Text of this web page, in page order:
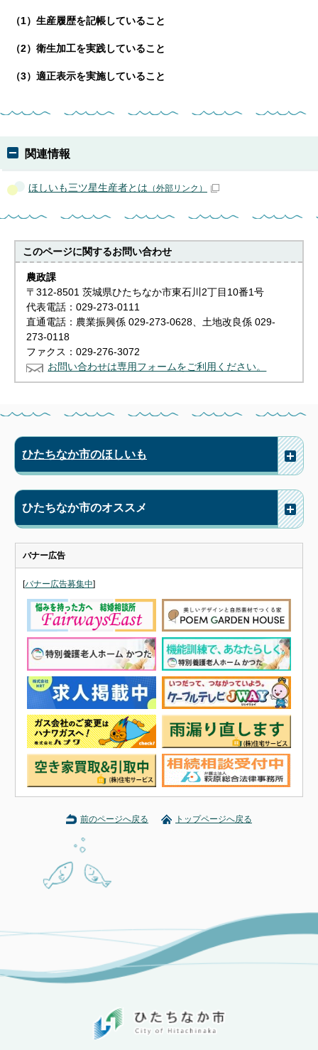
（1）生産履歴を記帳していること
（2）衛生加工を実践していること
（3）適正表示を実施していること
関連情報
ほしいも三ツ星生産者とは （外部リンク）
このページに関するお問い合わせ
農政課
〒312-8501 茨城県ひたちなか市東石川2丁目10番1号
代表電話：029-273-0111
直通電話：農業振興係 029-273-0628、土地改良係 029-
273-0118
ファクス：029-276-3072
お問い合わせは専用フォームをご利用ください。
ひたちなか市のほしいも
ひたちなか市のオススメ
バナー広告
[バナー広告募集中]
前のページへ戻る トップページへ戻る